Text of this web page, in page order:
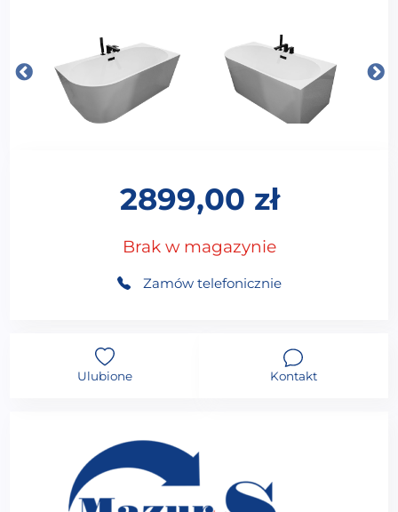
2899,00 zł
Brak w magazynie
Zamów telefonicznie
Ulubione Kontakt